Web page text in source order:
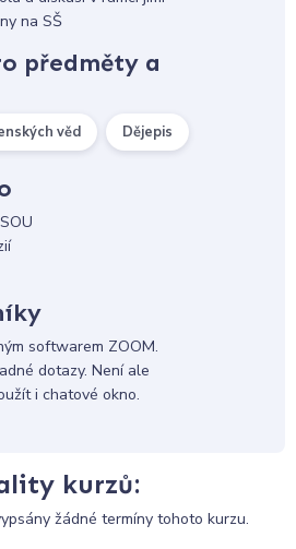
na SŠ
předměty a
věd Dějepis
softwarem ZOOM.
dotazy. Není ale
i chatové okno.
kurzů:
žádné termíny tohoto kurzu.